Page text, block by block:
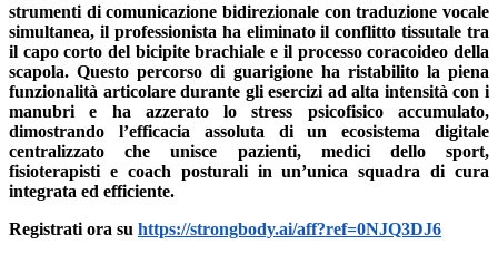
strumenti di comunicazione bidirezionale con traduzione vocale
simultanea, il professionista ha eliminato il conflitto tissutale tra
il capo corto del bicipite brachiale e il processo coracoideo della
scapola. Questo percorso di guarigione ha ristabilito la piena
funzionalità articolare durante gli esercizi ad alta intensità con i
manubri e ha azzerato lo stress psicofisico accumulato,
dimostrando l’efficacia assoluta di un ecosistema digitale
centralizzato che unisce pazienti, medici dello sport,
fisioterapisti e coach posturali in un’unica squadra di cura
integrata ed efficiente.
Registrati ora su https://strongbody.ai/aff?ref=0NJQ3DJ6